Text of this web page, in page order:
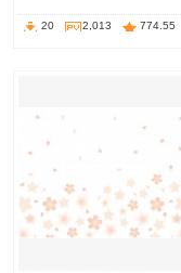
20 2,013 774.55